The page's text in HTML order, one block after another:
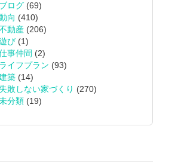
ログ (69)
向 (410)
動産 (206)
び (1)
事仲間 (2)
イフプラン (93)
築 (14)
敗しない家づくり (270)
分類 (19)